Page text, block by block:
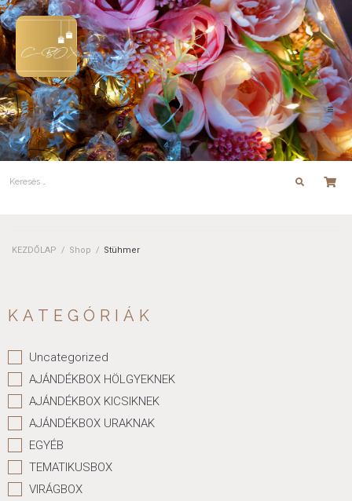
KEZDŐLAP / Shop / Stühmer
KATEGÓRIÁK
Uncategorized
AJÁNDÉKBOX HÖLGYEKNEK
AJÁNDÉKBOX KICSIKNEK
AJÁNDÉKBOX URAKNAK
EGYÉB
TEMATIKUSBOX
VIRÁGBOX